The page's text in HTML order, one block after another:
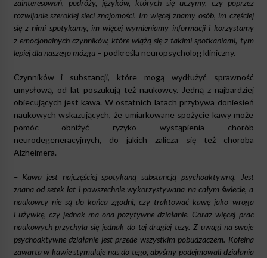
zainteresowań, podróży, języków, których się uczymy, czy poprzez
rozwijanie szerokiej sieci znajomości. Im więcej znamy osób, im częściej
się z nimi spotykamy, im więcej wymieniamy informacji i korzystamy
z emocjonalnych czynników, które wiążą się z takimi spotkaniami, tym
lepiej dla naszego mózgu – podkreśla neuropsycholog kliniczny.
Czynników i substancji, które mogą wydłużyć sprawność
umysłową, od lat poszukują też naukowcy. Jedną z najbardziej
obiecujących jest kawa. W ostatnich latach przybywa doniesień
naukowych wskazujących, że umiarkowane spożycie kawy może
pomóc obniżyć ryzyko wystąpienia chorób
neurodegeneracyjnych, do jakich zalicza się też choroba
Alzheimera.
– Kawa jest najczęściej spotykaną substancją psychoaktywną. Jest
znana od setek lat i powszechnie wykorzystywana na całym świecie, a
naukowcy nie są do końca zgodni, czy traktować kawę jako wroga
i używkę, czy jednak ma ona pozytywne działanie. Coraz więcej prac
naukowych przychyla się jednak do tej drugiej tezy. Z uwagi na swoje
psychoaktywne działanie jest przede wszystkim pobudzaczem. Kofeina
zawarta w kawie stymuluje nas do tego, abyśmy podejmowali działania